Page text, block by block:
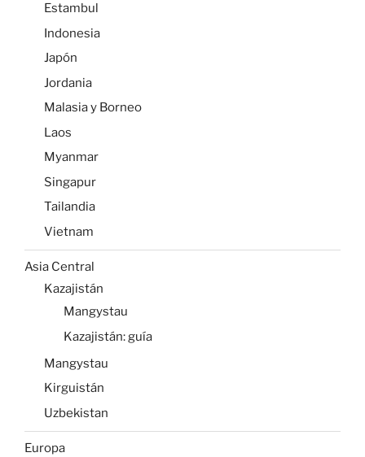
Estambul
Indonesia
Japón
Jordania
Malasia y Borneo
Laos
Myanmar
Singapur
Tailandia
Vietnam
Asia Central
Kazajistán
Mangystau
Kazajistán: guía
Mangystau
Kirguistán
Uzbekistan
Europa